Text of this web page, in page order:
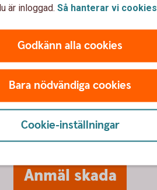
Anmäl skada
är inloggad. Så hanterar vi cookies
Godkänn alla cookies
Bara nödvändiga cookies
Cookie-inställningar